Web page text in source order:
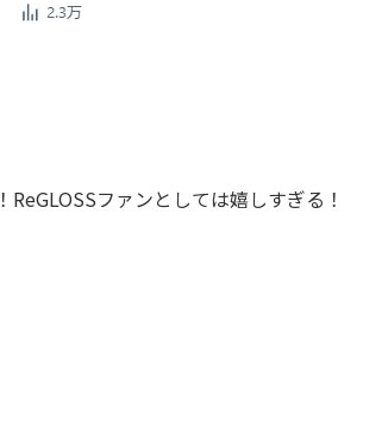
！ReGLOSSファンとしては嬉しすぎる！